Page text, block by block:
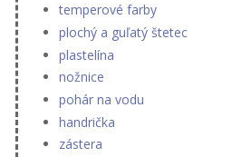
temperové farby
plochý a guľatý štetec
plastelína
nožnice
pohár na vodu
handrička
zástera